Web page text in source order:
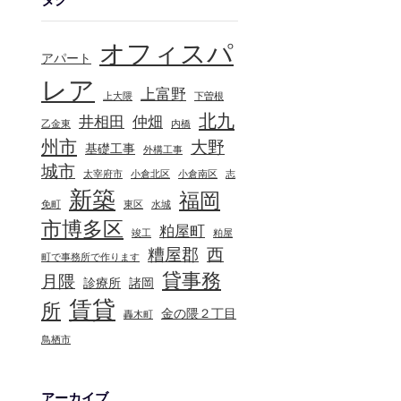
アパート
オフィスパ
レア
上大隈 上富野 下曽根
乙金東 井相田 仲畑 内橋
北九
州市 基礎工事 外構工事
大野
城市
太宰府市 小倉北区 小倉南区 志
免町 新築 東区 水城
福岡
市博多区
竣工 粕屋町 粕屋
町で事務所で作ります 糟屋郡 西
月隈 診療所 諸岡
貸事務
所 賃貸 轟木町 金の隈２丁目
鳥栖市
アーカイブ